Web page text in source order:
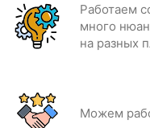
Работаем
много
на разных
Можем